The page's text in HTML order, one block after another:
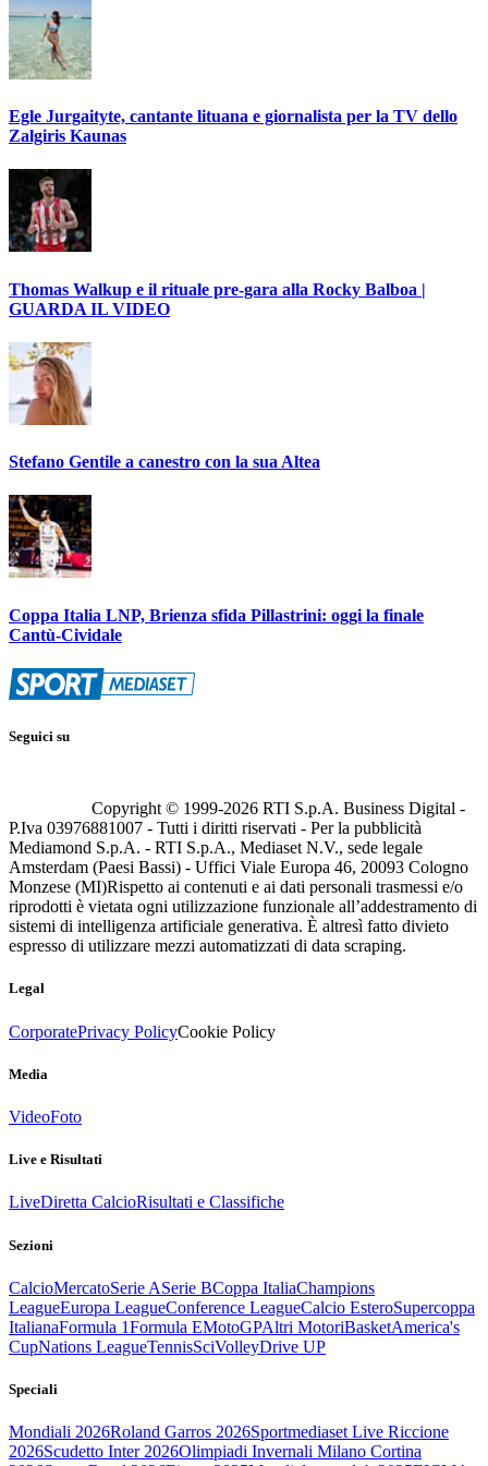
Egle Jurgaityte, cantante lituana e giornalista per la TV dello
Zalgiris Kaunas
Thomas Walkup e il rituale pre-gara alla Rocky Balboa |
GUARDA IL VIDEO
Stefano Gentile a canestro con la sua Altea
Coppa Italia LNP, Brienza sfida Pillastrini: oggi la finale
Cantù-Cividale
Seguici su
Copyright © 1999-2026 RTI S.p.A. Business Digital -
P.Iva 03976881007 - Tutti i diritti riservati - Per la pubblicità
Mediamond S.p.A. - RTI S.p.A., Mediaset N.V., sede legale
Amsterdam (Paesi Bassi) - Uffici Viale Europa 46, 20093 Cologno
Monzese (MI)Rispetto ai contenuti e ai dati personali trasmessi e/o
riprodotti è vietata ogni utilizzazione funzionale all’addestramento di
sistemi di intelligenza artificiale generativa. È altresì fatto divieto
espresso di utilizzare mezzi automatizzati di data scraping.
Legal
CorporatePrivacy PolicyCookie Policy
Media
VideoFoto
Live e Risultati
LiveDiretta CalcioRisultati e Classifiche
Sezioni
CalcioMercatoSerie ASerie BCoppa ItaliaChampions
LeagueEuropa LeagueConference LeagueCalcio EsteroSupercoppa
ItalianaFormula 1Formula EMotoGPAltri MotoriBasketAmerica's
CupNations LeagueTennisSciVolleyDrive UP
Speciali
Mondiali 2026Roland Garros 2026Sportmediaset Live Riccione
2026Scudetto Inter 2026Olimpiadi Invernali Milano Cortina